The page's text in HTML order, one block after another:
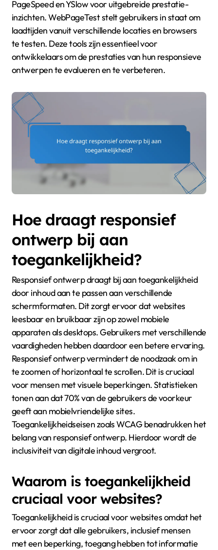
PageSpeed en YSlow voor uitgebreide prestatie-
inzichten. WebPageTest stelt gebruikers in staat om
laadtijden vanuit verschillende locaties en browsers
te testen. Deze tools zijn essentieel voor
ontwikkelaars om de prestaties van hun responsieve
ontwerpen te evalueren en te verbeteren.
Hoe draagt responsief
ontwerp bij aan
toegankelijkheid?
Responsief ontwerp draagt bij aan toegankelijkheid
door inhoud aan te passen aan verschillende
schermformaten. Dit zorgt ervoor dat websites
leesbaar en bruikbaar zijn op zowel mobiele
apparaten als desktops. Gebruikers met verschillende
vaardigheden hebben daardoor een betere ervaring.
Responsief ontwerp vermindert de noodzaak om in
te zoomen of horizontaal te scrollen. Dit is cruciaal
voor mensen met visuele beperkingen. Statistieken
tonen aan dat 70% van de gebruikers de voorkeur
geeft aan mobielvriendelijke sites.
Toegankelijkheidseisen zoals WCAG benadrukken het
belang van responsief ontwerp. Hierdoor wordt de
inclusiviteit van digitale inhoud vergroot.
Waarom is toegankelijkheid
cruciaal voor websites?
Toegankelijkheid is cruciaal voor websites omdat het
ervoor zorgt dat alle gebruikers, inclusief mensen
met een beperking, toegang hebben tot informatie